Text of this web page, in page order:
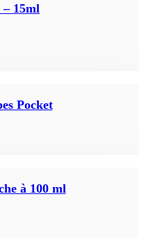
15ml
Pocket
à 100 ml